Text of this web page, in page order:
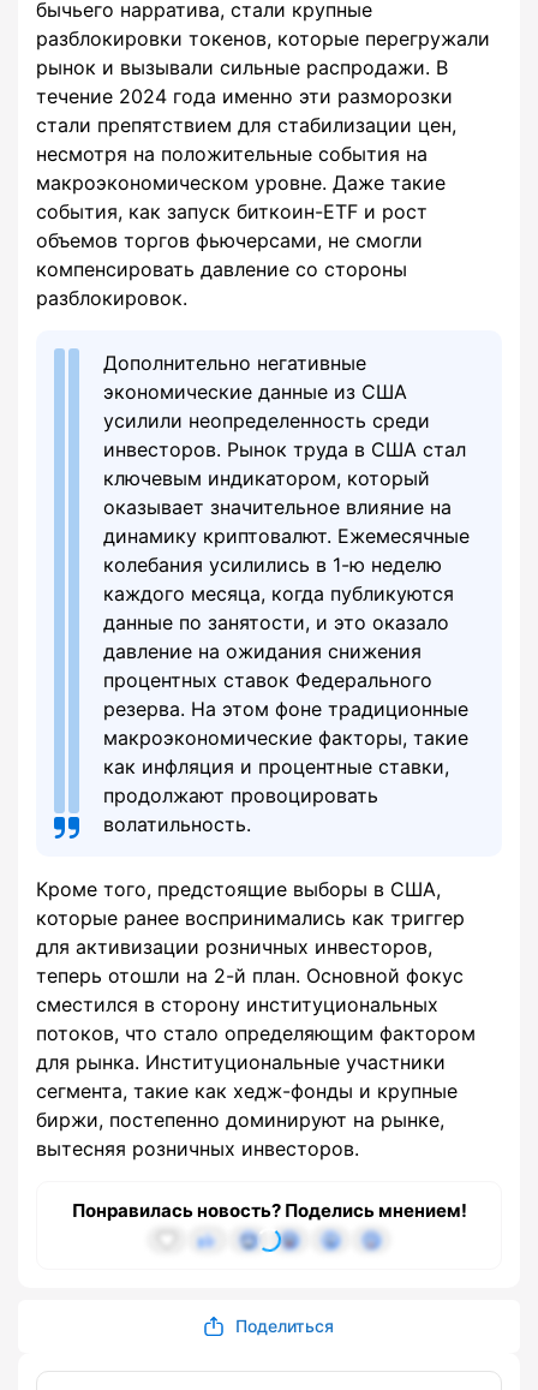
бычьего нарратива, стали крупные
разблокировки токенов, которые перегружали
рынок и вызывали сильные распродажи. В
течение 2024 года именно эти разморозки
стали препятствием для стабилизации цен,
несмотря на положительные события на
макроэкономическом уровне. Даже такие
события, как запуск биткоин-ETF и рост
объемов торгов фьючерсами, не смогли
компенсировать давление со стороны
разблокировок.
Дополнительно негативные
экономические данные из США
усилили неопределенность среди
инвесторов. Рынок труда в США стал
ключевым индикатором, который
оказывает значительное влияние на
динамику криптовалют. Ежемесячные
колебания усилились в 1-ю неделю
каждого месяца, когда публикуются
данные по занятости, и это оказало
давление на ожидания снижения
процентных ставок Федерального
резерва. На этом фоне традиционные
макроэкономические факторы, такие
как инфляция и процентные ставки,
продолжают провоцировать
волатильность.
Кроме того, предстоящие выборы в США,
которые ранее воспринимались как триггер
для активизации розничных инвесторов,
теперь отошли на 2-й план. Основной фокус
сместился в сторону институциональных
потоков, что стало определяющим фактором
для рынка. Институциональные участники
сегмента, такие как хедж-фонды и крупные
биржи, постепенно доминируют на рынке,
вытесняя розничных инвесторов.
Понравилась новость? Поделись мнением!
Поделиться